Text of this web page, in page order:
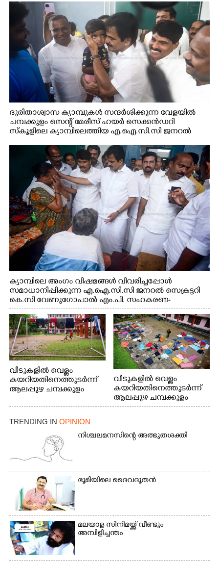
ദുരിതാശ്വാസ ക്യാമ്പുകൾ സന്ദർശിക്കുന്ന വേളയിൽ
ചമ്പക്കുളം സെന്റ് മേരീസ് ഹയർ സെക്കൻഡറി
സ്കൂളിലെ ക്യാമ്പിലെത്തിയ എ.ഐ.സി.സി ജനറൽ
സെക്രട്ടറി കെ.സി വേണുഗോപാൽ എം.പി കുരുന്നിനെ
എടുത്ത് ലാളിച്ചപ്പോൾ. സഹകരണ-എക്സൈസ്
വകുപ്പ് മന്ത്രി എം. ലിജു, കൃഷിവകുപ്പ് മന്ത്രി ടി. സിദ്ദിഖ്,
റെജി ചെറിയാൻ എം. എൽ. എ എന്നിവർ സമീപം
ക്യാമ്പിലെ അംഗം വിഷമങ്ങൾ വിവരിച്ചപ്പോൾ
സമാധാനിപ്പിക്കുന്ന എ.ഐ.സി.സി ജനറൽ സെക്രട്ടറി
കെ.സി വേണുഗോപാൽ എം.പി. സഹകരണ-
എക്സൈസ് വകുപ്പ് മന്ത്രി എം. ലിജു, എന്നിവർ
വീടുകളിൽ വെള്ളം
കയറിയതിനെത്തുടർന്ന്
ആലപ്പുഴ ചമ്പക്കുളം
പോരൂക്കര സെൻട്രൽ
സ്കൂളിലെ ദുരിതാശ്വാസ
ക്യാമ്പിലെത്തിയവർ
വസ്ത്രങ്ങൾ
ഉണക്കാനിട്ടിരിക്കുന്ന
ഗോൾപോസ്റ്റിന് മുന്നിൽ
ഫുട്ബോൾ കളികളിൽ
ഏർപ്പെട്ടിരിക്കുന്ന
കുട്ടികൾ
വീടുകളിൽ വെള്ളം
കയറിയതിനെത്തുടർന്ന്
ആലപ്പുഴ ചമ്പക്കുളം
ഫാദർ തോമസ്
ക്യാമ്പിലെത്തിയവർ മഴ
ഉണക്കാനിടുന്ന കാഴ്ച.
TRENDING IN OPINION
നിശ്ചലമനസിന്റെ അത്ഭുതശക്തി
ഭൂ​മി​യി​ലെ​ ​ദൈ​വദൂതൻ
മലയാള സിനിമയ്ക്ക് വീണ്ടും
അമ്പിളിച്ചന്തം